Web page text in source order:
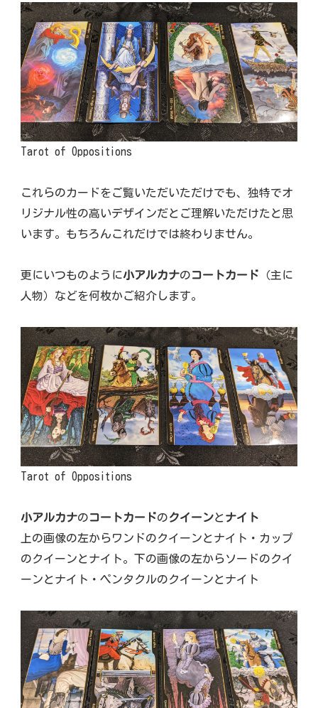
Tarot of Oppositions
これらのカードをご覧いただいただけでも、独特でオ
リジナル性の高いデザインだとご理解いただけたと思
います。もちろんこれだけでは終わりません。
更にいつものように小アルカナのコートカード （主に
人物）などを何枚かご紹介します。
Tarot of Oppositions
小アルカナのコートカードのクイーンと ナイト
上の画像の左からワンドのクイーンとナイト・カップ
のクイーンとナイト。下の画像の左からソードのクイ
ーンとナイト・ペンタクルのクイーンとナイト